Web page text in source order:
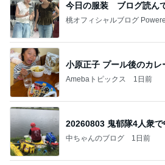
今日の服装 ブログ読ん
桃オフィシャルブログ
小原正子 プール後のカレ
Amebaトピックス 1日前
20260803 鬼郁隊
中ちゃんのブログ 1日前